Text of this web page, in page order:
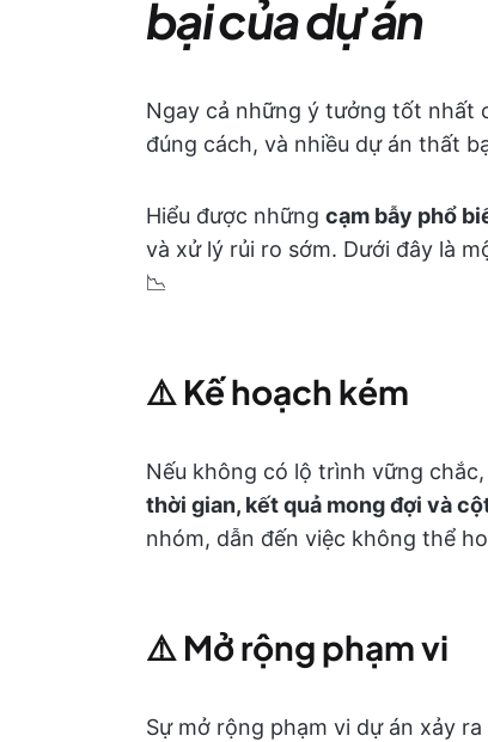
bại của dự án
Ngay cả những ý tưởng tốt nhất
đúng cách, và nhiều dự án thất
Hiểu được những cạm bẫy phổ
và xử lý rủi ro sớm. Dưới đây là
📉
⚠️ Kế hoạch kém
Nếu không có lộ trình vững
thời gian, kết quả mong đợi và
nhóm, dẫn đến việc không thể
⚠️ Mở rộng phạm vi
Sự mở rộng phạm vi dự án xảy